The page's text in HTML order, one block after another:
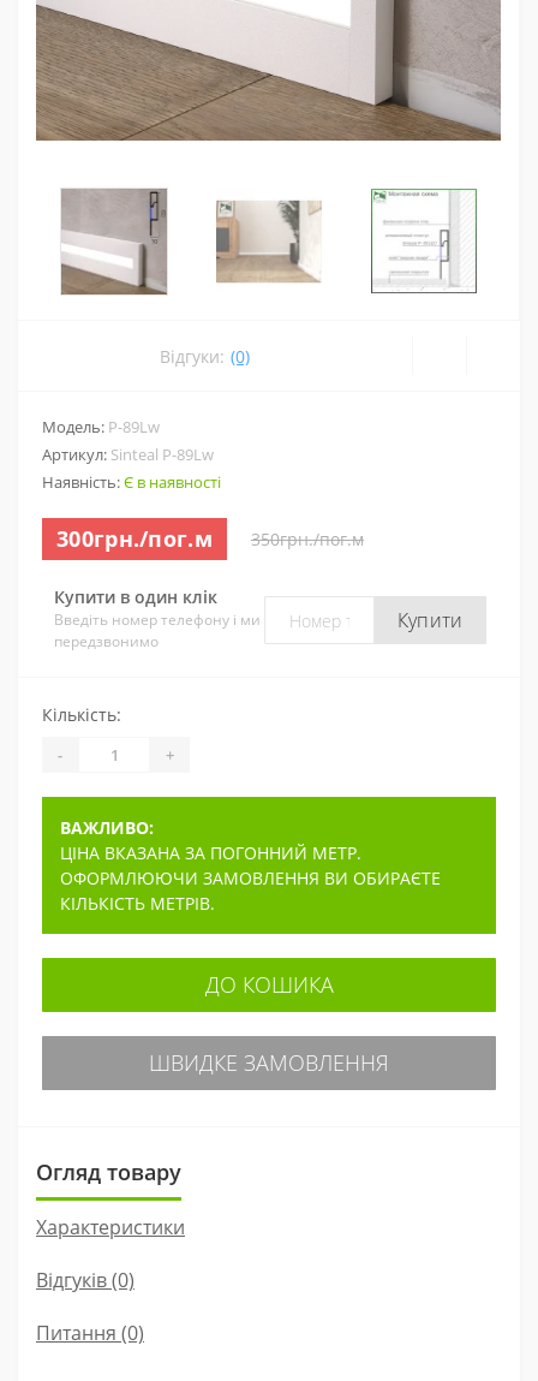
Відгуки: (0)
Модель: P-89Lw
Артикул: Sinteal P-89Lw
Наявність:Є в наявності
300грн./пог.м 350грн./пог.м
Купити в один клік
Введіть номер телефону і ми
передзвонимо
Купити
Кількість:
- +
ВАЖЛИВО:
ЦІНА ВКАЗАНА ЗА ПОГОННИЙ МЕТР.
ОФОРМЛЮЮЧИ ЗАМОВЛЕННЯ ВИ ОБИРАЄТЕ
КІЛЬКІСТЬ МЕТРІВ.
ДО КОШИКА
ШВИДКЕ ЗАМОВЛЕННЯ
Огляд товару
Характеристики
Відгуків (0)
Питання (0)